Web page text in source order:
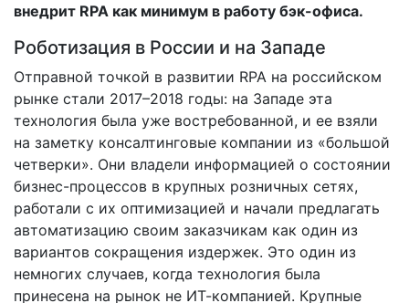
внедрит RPA как минимум в работу бэк-офиса.
Роботизация в России и на Западе
Отправной точкой в развитии RPA на российском
рынке стали 2017–2018 годы: на Западе эта
технология была уже востребованной, и ее взяли
на заметку консалтинговые компании из «большой
четверки». Они владели информацией о состоянии
бизнес­-процессов в крупных розничных сетях,
работали с их оптимизацией и начали предлагать
автоматизацию своим заказчикам как один из
вариантов сокращения издержек. Это один из
немногих случаев, когда технология была
принесена на рынок не ИТ-­компанией. Крупные